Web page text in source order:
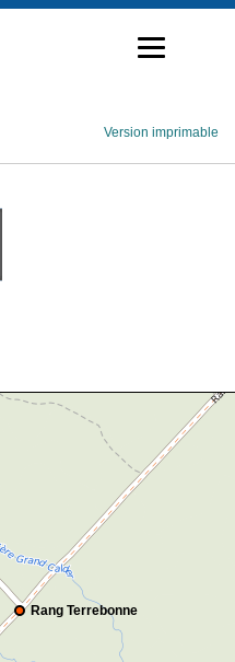
Version imprimable
Rang Terrebonne